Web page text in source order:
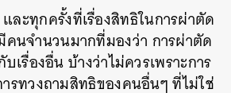
ละทุกครั้งที่เรื่องสิทธิในการผ่าตัด
นจำนวนมากที่มองว่า การผ่าตัด
เรื่องอื่น บ้างว่าไม่ควรเพราะการ
รทวงถามสิทธิของคนอื่นๆ ที่ไม่ใช่